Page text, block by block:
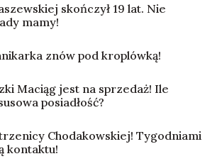
skończył 19 lat. Nie
mamy!
znów pod kroplówką!
Maciąg jest na sprzedaż! Ile
posiadłość?
Chodakowskiej! Tygodniami
kontaktu!